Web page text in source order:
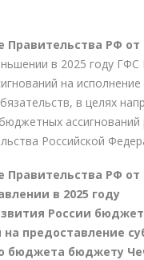
Правительства РФ от
в 2025 году ГФС
на
в целях
ассигнований
Российской
Правительства РФ от
в 2025 году
России
на предоставление
бюджета бюджету